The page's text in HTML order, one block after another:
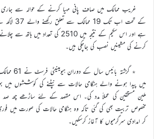
کے تحت اب
ہے اور اس سکیم کے نتیجہ میں 2510 کی
کرنے کی مشینیں نصب کی جاچکی ہیں۔
میں پیدا ہونے والے ہنگامی حالات سے نپٹنے کی کوششوں میں
ملین مستحقین کی عملاً مدد کی۔ اس مقصد کے لئے ساڑھے چھ صد
مخصوص تربیت بھی کی گئی تاکہ وہ ہنگامی حالات کی صورت میں فوری
کر امدادی سرگرمیوں کا آغاز کرسکیں۔